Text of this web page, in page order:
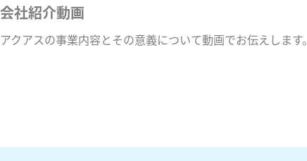
会社紹介動画
アクアスの事業内容とその意義について動画でお伝えします。